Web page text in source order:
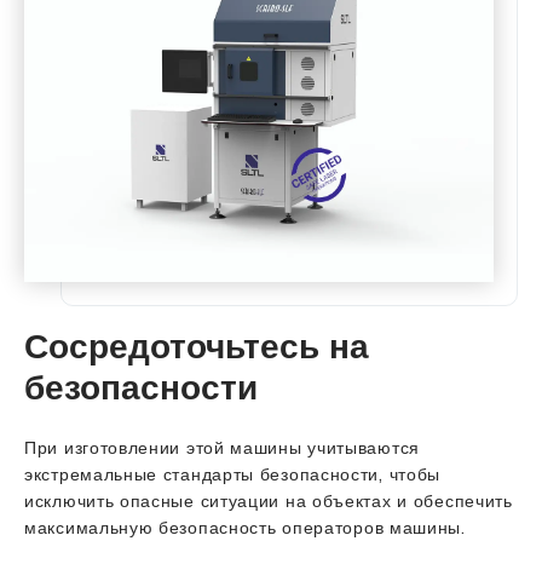
Сосредоточьтесь на
безопасности
При изготовлении этой машины учитываются
экстремальные стандарты безопасности, чтобы
исключить опасные ситуации на объектах и ​​обеспечить
максимальную безопасность операторов машины.